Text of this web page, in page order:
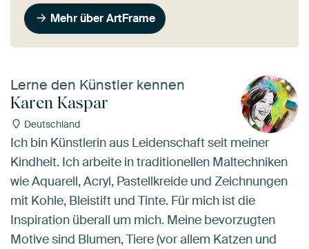
Mehr über ArtFrame
Lerne den Künstler kennen
Karen Kaspar
Deutschland
Ich bin Künstlerin aus Leidenschaft seit meiner
Kindheit. Ich arbeite in traditionellen Maltechniken
wie Aquarell, Acryl, Pastellkreide und Zeichnungen
mit Kohle, Bleistift und Tinte. Für mich ist die
Inspiration überall um mich. Meine bevorzugten
Motive sind Blumen, Tiere (vor allem Katzen und